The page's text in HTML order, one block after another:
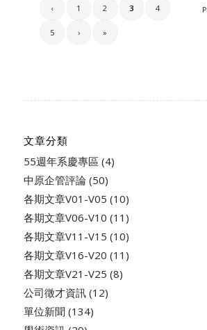
‹ 1 2 3 4
5 › »
文章分類
55週年系慶專區 (4)
中原企管評論(50)
各期文章V01-V05 (10)
各期文章V06-V10 (11)
各期文章V11-V15 (10)
各期文章V16-V20 (11)
各期文章V21-V25 (8)
公司徵才資訊(12)
單位新聞(134)